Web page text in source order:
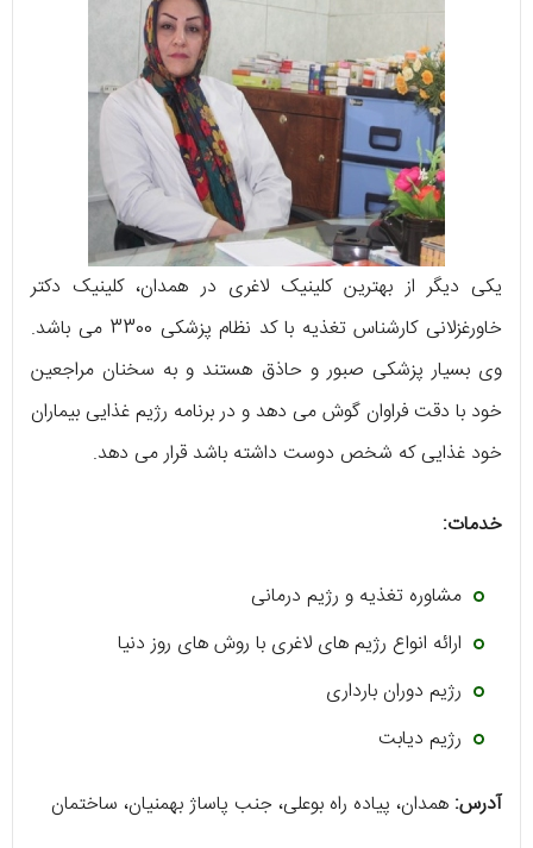
یکی دیگر از بهترین کلینیک لاغری در همدان، کلینیک دکتر
خاورغزلانی کارشناس تغذیه با کد نظام پزشکی 3300 می باشد.
وی بسیار پزشکی صبور و حاذق هستند و به سخنان مراجعین
خود با دقت فراوان گوش می دهد و در برنامه رژیم غذایی بیماران
خود غذایی که شخص دوست داشته باشد قرار می دهد.
خدمات:
مشاوره تغذیه و رژیم درمانی
ارائه انواع رژیم‌ های لاغری با روش های روز دنیا
رژیم دوران بارداری
رژیم دیابت
آدرس: همدان، پیاده راه بوعلی، جنب پاساژ بهمنیان، ساختمان